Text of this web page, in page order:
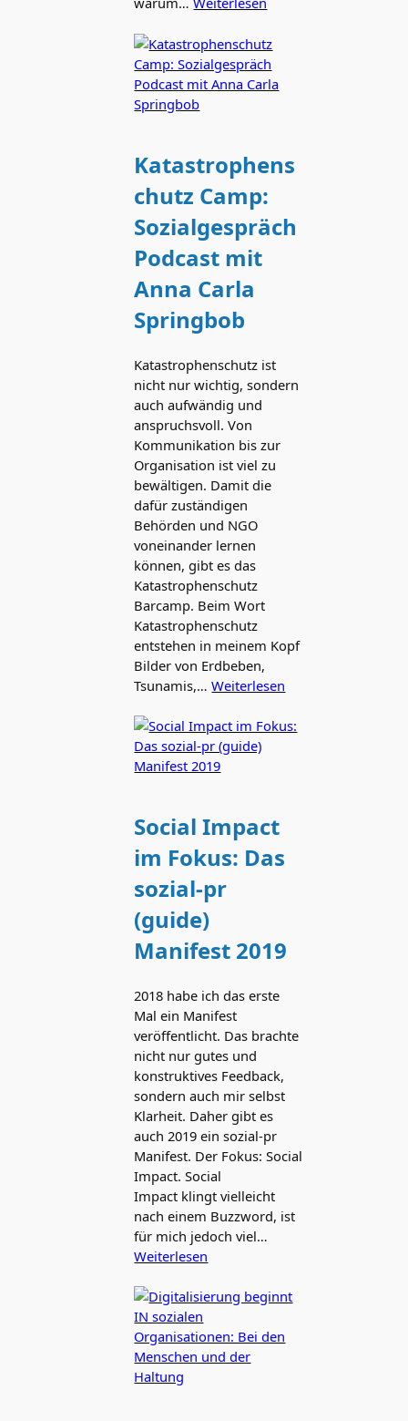
Katastrophens
chutz Camp:
Sozialgespräch
Podcast mit
Anna Carla
Springbob
Katastrophenschutz ist
nicht nur wichtig, sondern
auch aufwändig und
anspruchsvoll. Von
Kommunikation bis zur
Organisation ist viel zu
bewältigen. Damit die
dafür zuständigen
Behörden und NGO
voneinander lernen
können, gibt es das
Katastrophenschutz
Barcamp. Beim Wort
Katastrophenschutz
entstehen in meinem Kopf
Bilder von Erdbeben,
Tsunamis,…Weiterlesen
Social Impact
im Fokus: Das
sozial-pr
(guide)
Manifest 2019
2018 habe ich das erste
Mal ein Manifest
veröffentlicht. Das brachte
nicht nur gutes und
konstruktives Feedback,
sondern auch mir selbst
Klarheit. Daher gibt es
auch 2019 ein sozial-pr
Manifest. Der Fokus: Social
Impact. Social
Impact klingt vielleicht
nach einem Buzzword, ist
für mich jedoch viel…
Weiterlesen